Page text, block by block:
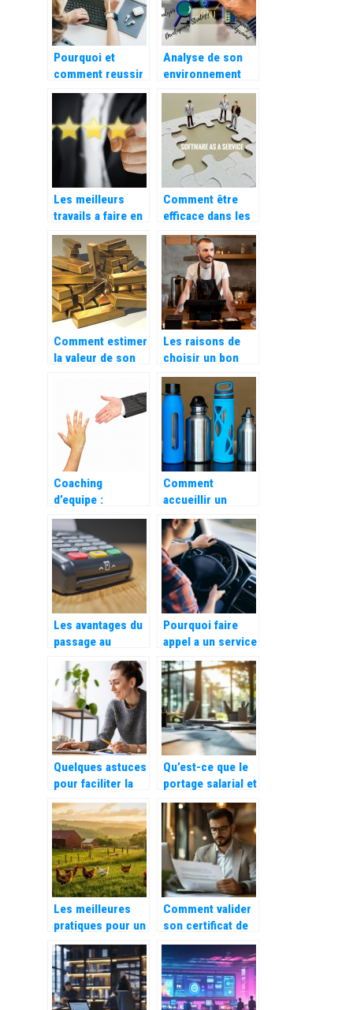
Pourquoi et
comment reussir
la digitaliser son
entreprise ?
Analyse de son
environnement
concurrentiel,
que signifie
exactement les
cinq forces de
Porter ?
Les meilleurs
travails a faire en
ligne
Comment être
efficace dans les
ressources
humaines ?
Comment estimer
la valeur de son
Les raisons de
choisir un bon
système de point
de vente (POS)
Coaching
d’equipe :
decouvrez ses
bienfaits pour
votre entreprise
Comment
accueillir un
nouveau salarie
dans son
entreprise ?
Les avantages du
passage au
numerique pour
les entreprises
Pourquoi faire
appel a un service
de transport
routier a
Marseille ?
Quelques astuces
pour faciliter la
gestion de votre
nouvelle activite
d’auto
entrepreneurs
Qu’est-ce que le
portage salarial et
comment
fonctionne-t-il ?
Les meilleures
pratiques pour un
élevage de
volailles
responsable et
durable
Comment valider
son certificat de
VAE DSCG pour
développer sa
carrière en
comptabilité ?